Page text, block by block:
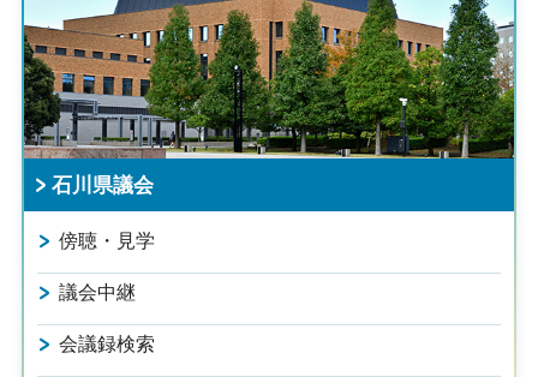
石川県議会
傍聴・見学
議会中継
会議録検索